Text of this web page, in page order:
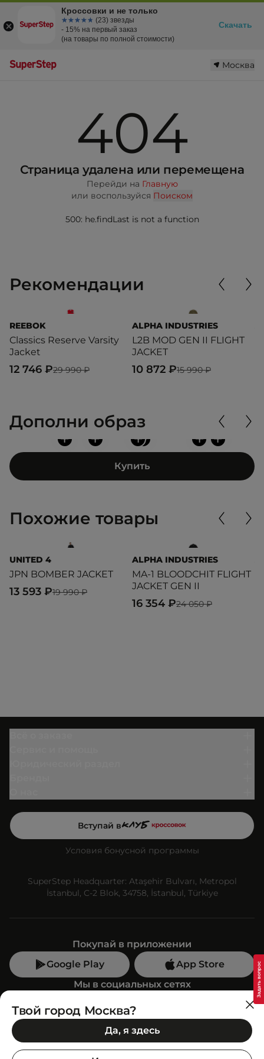
Москва
404
Страница удалена или перемещена
Перейди на Главную
или воспользуйся Поиском
500: he.findLast is not a function
Рекомендации
REEBOK
Classics Reserve Varsity
Jacket
29 990 ₽
12 746 ₽
ALPHA INDUSTRIES
L2B MOD GEN II FLIGHT
JACKET
15 990 ₽
10 872 ₽
Дополни образ
+
+
+ + + +
Купить
Похожие товары
UNITED 4
JPN BOMBER JACKET
19 990 ₽
13 593 ₽
ALPHA INDUSTRIES
MA-1 BLOODCHIT FLIGHT
JACKET GEN II
24 050 ₽
16 354 ₽
Вступай в
Условия бонусной программы
SuperStep Headquarter: Ataşehir Bulvarı, Metropol
İstanbul, C-2 Blok, 34758, İstanbul, Türkiye
Покупай в приложении
Google Play
App Store
Мы в социальных сетях
Позвони нам
+7 (499) 350-55-33
C 10:00 до 19:00
Твой город Москва?
Да, я здесь
Кроссовки и не только
☆☆☆☆☆
★★★★★ (23) звезды
- 15% на первый заказ
(на товары по полной стоимости)
Скачать